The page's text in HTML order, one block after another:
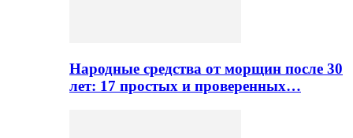
Народные средства от морщин после 30
лет: 17 простых и проверенных…